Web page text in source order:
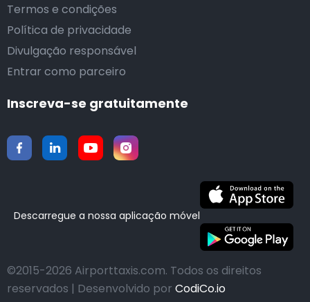
Termos e condições
Política de privacidade
Divulgação responsável
Entrar como parceiro
Inscreva-se gratuitamente
Descarregue a nossa aplicação móvel
©2015-2026 Airporttaxis.com. Todos os direitos
reservados | Desenvolvido por CodiCo.io